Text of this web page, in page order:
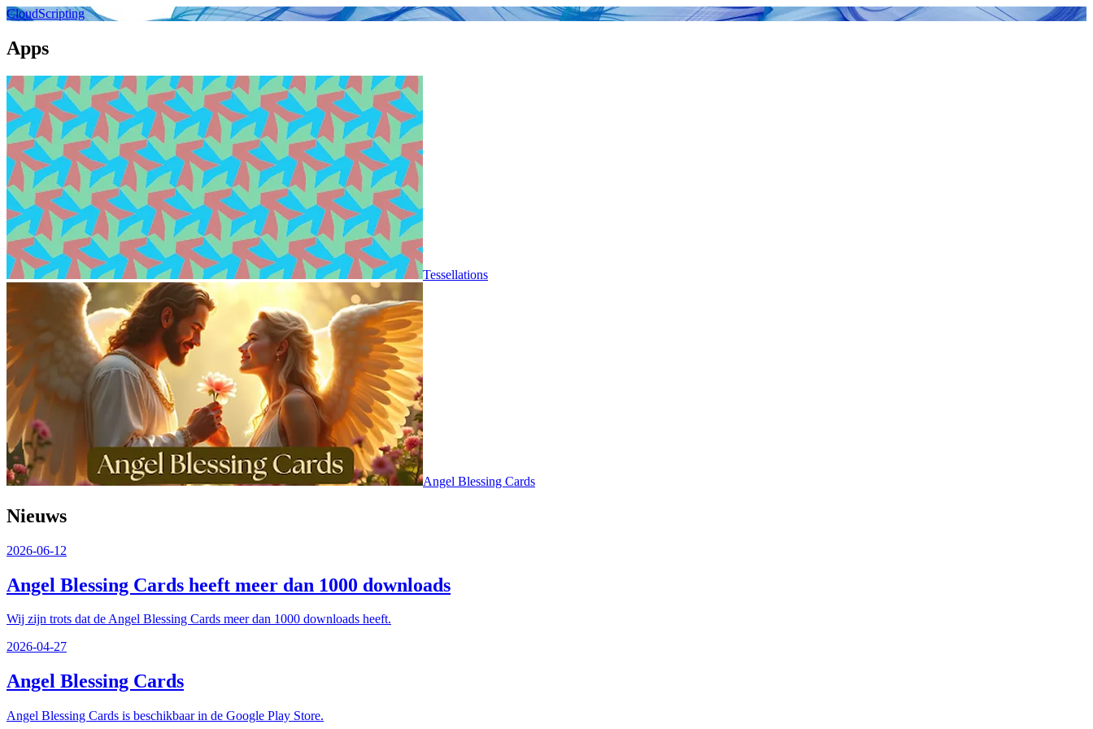
CloudScripting
Apps
Tessellations
Angel Blessing Cards
Nieuws
2026-06-12
Angel Blessing Cards heeft meer dan 1000 downloads
Wij zijn trots dat de Angel Blessing Cards meer dan 1000 downloads heeft.
2026-04-27
Angel Blessing Cards
Angel Blessing Cards is beschikbaar in de Google Play Store.